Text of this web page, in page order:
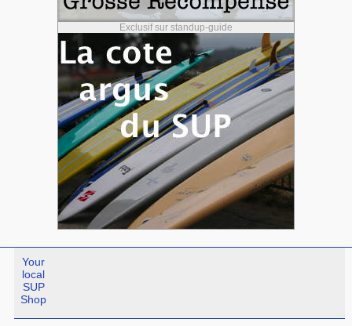
Exclusif sur standup-guide
Your
local
SUP
Shop